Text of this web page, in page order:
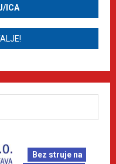
ICA
Bez struje na